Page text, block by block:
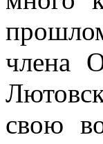
члена
свою